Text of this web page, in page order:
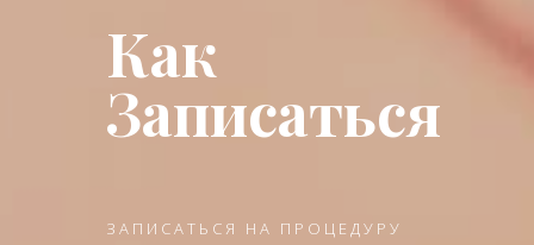
Как
Записаться
ЗАПИСАТЬСЯ НА ПРОЦЕДУРУ